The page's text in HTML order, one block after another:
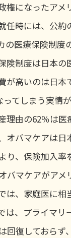
権になったアメ
任時には、公
の医療保険制度
険制度は日本の
が高いのは日
てしまう実情が
理由の62％は
オバマケアは
り、保険加入率
バマケアがアメ
は、家庭医に相
は、プライマ
回復しておらず